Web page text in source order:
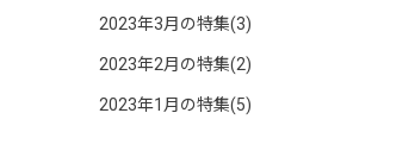
2023年3月の特集(3)
2023年2月の特集(2)
2023年1月の特集(5)